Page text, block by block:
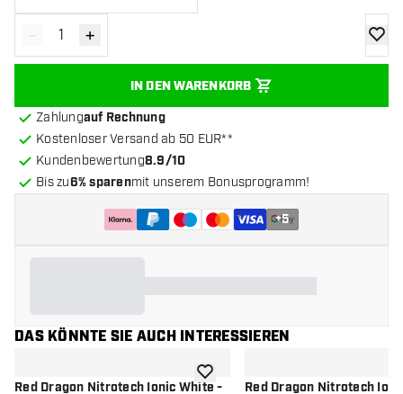
Menge verringern
- Menge erhöhen
+
IN DEN WARENKORB
Zur
Zahlungauf Rechnung
Kostenloser Versand ab 50 EUR**
Kundenbewertung8.9/10
Bis zu6% sparenmit unserem Bonusprogramm!
+5
DAS KÖNNTE SIE AUCH INTERESSIEREN
Red Dragon Nitrotech Ionic White -Zur Wunschliste hinzufügen
Red Dragon Nitrotech